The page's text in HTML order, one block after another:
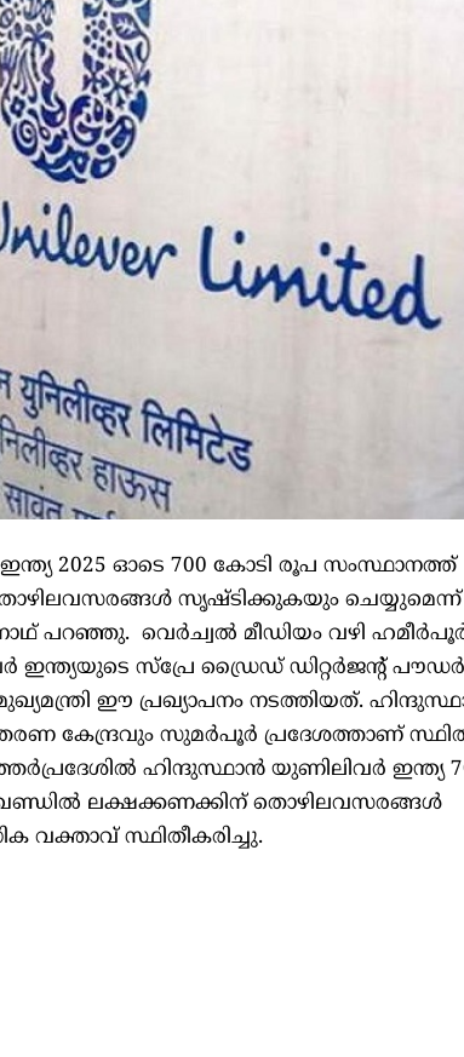
2025 ഓടെ 700 കോടി രൂപ സംസ്ഥാനത്ത്
സൃഷ്ടിക്കുകയും ചെയ്യുമെന്ന്
പറഞ്ഞു. വെർച്വൽ മീഡിയം വഴി ഹമീർപൂർ
ഇന്ത്യയുടെ സ്പ്രേ ഡ്രൈഡ് ഡിറ്റർജന്റ്
ഈ പ്രഖ്യാപനം നടത്തിയത്.
കേന്ദ്രവും സുമർപൂർ പ്രദേശത്താണ്
ഹിന്ദുസ്ഥാൻ യുണിലിവർ ഇന്ത്യ
ലക്ഷക്കണക്കിന് തൊഴിലവസരങ്ങൾ
വക്താവ് സ്ഥിതീകരിച്ചു.